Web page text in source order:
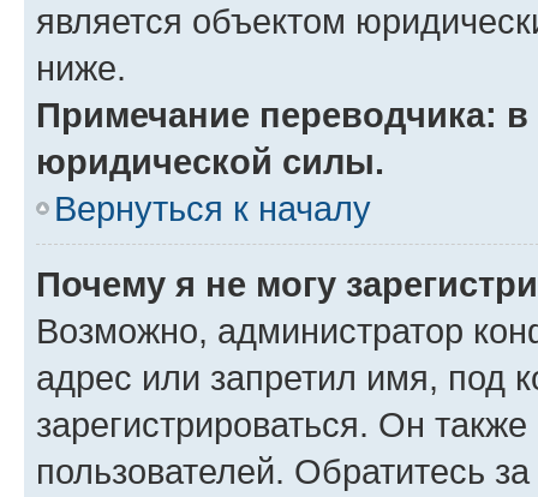
является объектом
ниже.
Примечание переводчика:
юридической силы.
Вернуться к началу
Почему я не могу
Возможно, администратор
адрес или запретил имя, под
зарегистрироваться. Он
пользователей. Обратитесь